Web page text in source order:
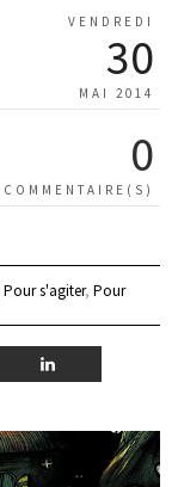
VENDREDI
30
MAI 2014
0
COMMENTAIRE(S)
Pour s'agiter, Pour